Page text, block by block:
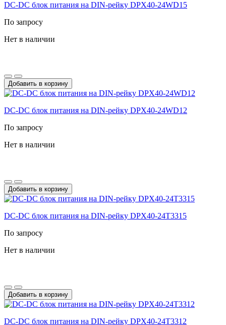
DC-DС блок питания на DIN-рейку DPX40-24WD15
По запросу
Нет в наличии
Добавить в корзину
DC-DС блок питания на DIN-рейку DPX40-24WD12
По запросу
Нет в наличии
Добавить в корзину
DC-DС блок питания на DIN-рейку DPX40-24T3315
По запросу
Нет в наличии
Добавить в корзину
DC-DС блок питания на DIN-рейку DPX40-24T3312